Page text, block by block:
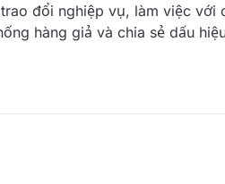
đổi nghiệp vụ, làm việc
hàng giả và chia sẻ dấu